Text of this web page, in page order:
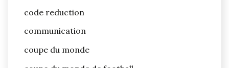
code reduction
communication
coupe du monde